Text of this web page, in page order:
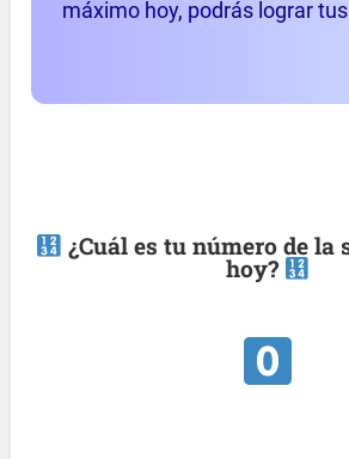
máximo hoy, podrás lograr
¿Cuál es tu número de la
hoy?